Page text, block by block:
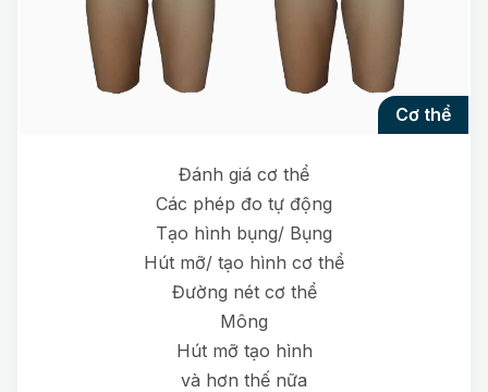
cơ thể
Đánh giá cơ thể
Các phép đo tự động
Tạo hình bụng/ Bụng
Hút mỡ/ tạo hình cơ thể
Đường nét cơ thể
Mông
Hút mỡ tạo hình
và hơn thế nữa